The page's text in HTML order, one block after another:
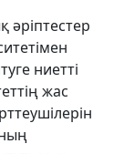
әріптестер
ниетті
жас